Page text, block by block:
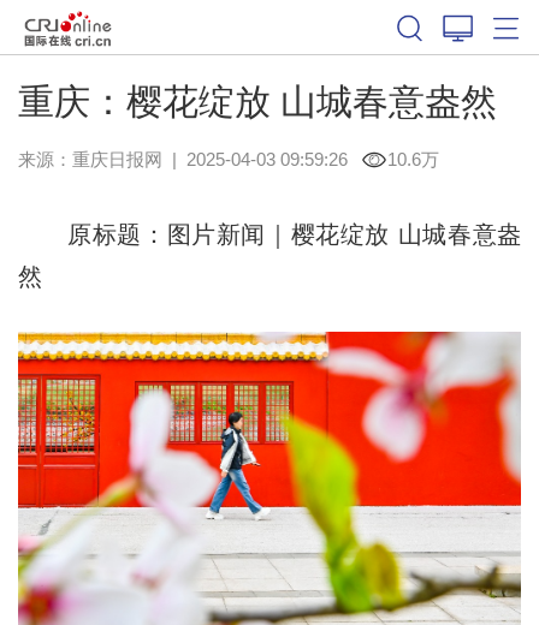
重庆：樱花绽放 山城春意盎然
来源： 重庆日报网 | 2025-04-03 09:59:26 10.6万
原标题：图片新闻｜樱花绽放 山城春意盎
然